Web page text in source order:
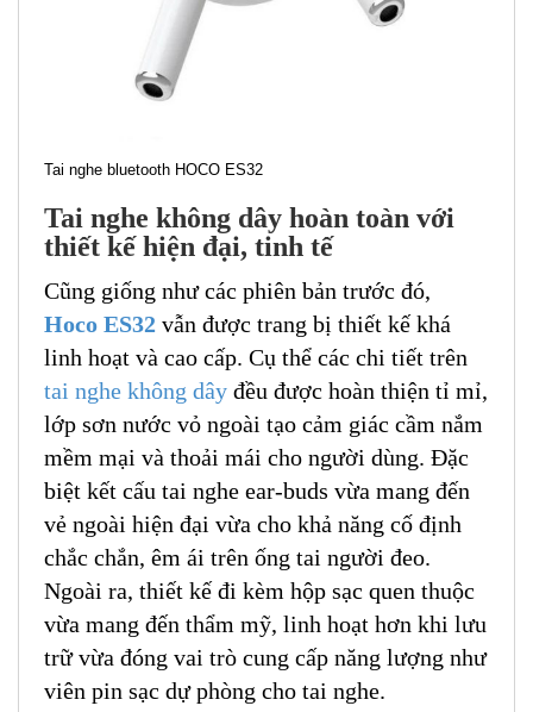
Tai nghe bluetooth HOCO ES32
Tai nghe không dây hoàn toàn với
thiết kế hiện đại, tinh tế
Cũng giống như các phiên bản trước đó,
Hoco ES32 vẫn được trang bị thiết kế khá
linh hoạt và cao cấp. Cụ thể các chi tiết trên
tai nghe không dây đều được hoàn thiện tỉ mỉ,
lớp sơn nước vỏ ngoài tạo cảm giác cầm nắm
mềm mại và thoải mái cho người dùng. Đặc
biệt kết cấu tai nghe ear-buds vừa mang đến
vẻ ngoài hiện đại vừa cho khả năng cố định
chắc chắn, êm ái trên ống tai người đeo.
Ngoài ra, thiết kế đi kèm hộp sạc quen thuộc
vừa mang đến thẩm mỹ, linh hoạt hơn khi lưu
trữ vừa đóng vai trò cung cấp năng lượng như
viên pin sạc dự phòng cho tai nghe.